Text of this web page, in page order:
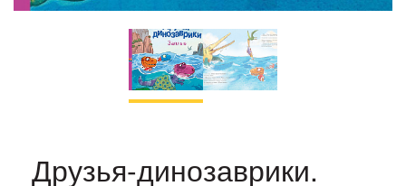
Друзья-динозаврики.